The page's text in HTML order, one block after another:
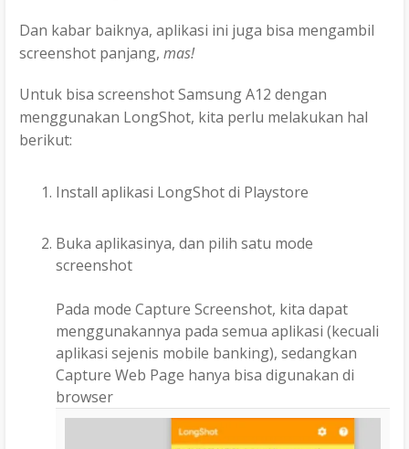
Dan kabar baiknya, aplikasi ini juga bisa mengambil
screenshot panjang, mas!
Untuk bisa screenshot Samsung A12 dengan
menggunakan LongShot, kita perlu melakukan hal
berikut:
Install aplikasi LongShot di Playstore
Buka aplikasinya, dan pilih satu mode
screenshot
Pada mode Capture Screenshot, kita dapat
menggunakannya pada semua aplikasi (kecuali
aplikasi sejenis mobile banking), sedangkan
Capture Web Page hanya bisa digunakan di
browser